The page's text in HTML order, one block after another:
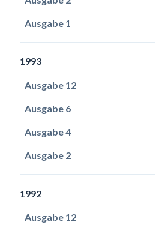
Ausgabe 1
1993
Ausgabe 12
Ausgabe 6
Ausgabe 4
Ausgabe 2
1992
Ausgabe 12